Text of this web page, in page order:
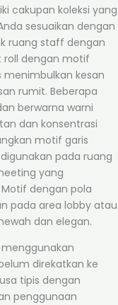
cakupan koleksi yang
sesuaikan dengan
ruang staff dengan
roll dengan motif
kesan
rumit. Beberapa
berwarna warni
dan konsentrasi
motif garis
pada ruang
yang
dengan pola
pada area lobby atau
dan elegan.
direkatkan ke
tipis dengan
penggunaan